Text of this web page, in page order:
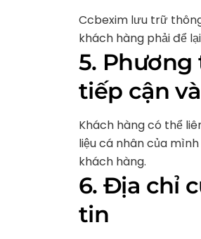
Ccbexim lưu trữ
khách hàng phải để
5.
tiếp cận
Khách hàng có thể
liệu cá nhân của
khách hàng.
6. Địa chỉ
tin